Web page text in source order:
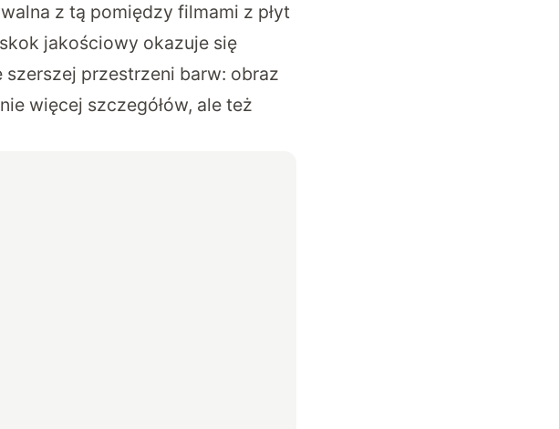
z tą pomiędzy filmami z płyt
jakościowy okazuje się
przestrzeni barw: obraz
więcej szczegółów, ale też